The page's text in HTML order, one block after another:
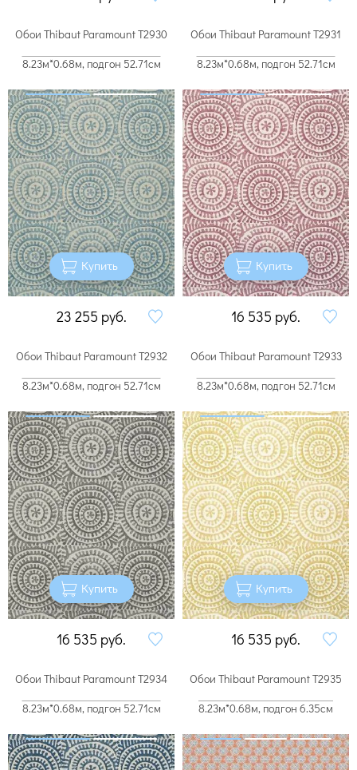
Обои Thibaut Paramount T2930
8.23м*0.68м, подгон 52.71см
Купить
23 255 руб.
Обои Thibaut Paramount T2931
8.23м*0.68м, подгон 52.71см
Купить
16 535 руб.
Обои Thibaut Paramount T2932
8.23м*0.68м, подгон 52.71см
Купить
16 535 руб.
Обои Thibaut Paramount T2933
8.23м*0.68м, подгон 52.71см
Купить
16 535 руб.
Обои Thibaut Paramount T2934
8.23м*0.68м, подгон 52.71см
Обои Thibaut Paramount T2935
8.23м*0.68м, подгон 6.35см